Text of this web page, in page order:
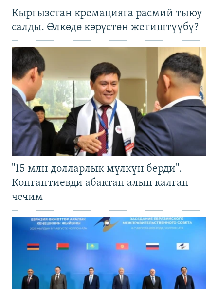
Кыргызстан кремацияга расмий тыюу
салды. Өлкөдө көрүстөн жетиштүүбү?
"15 млн долларлык мүлкүн берди".
Конгантиевди абактан алып калган
чечим